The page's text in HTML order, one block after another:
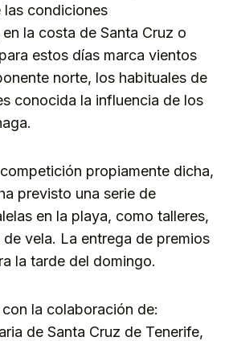
condiciones
la costa de Santa Cruz o
estos días marca vientos
norte, los habituales de
conocida la influencia de los
propiamente dicha,
previsto una serie de
en la playa, como talleres,
vela. La entrega de premios
la tarde del domingo.
la colaboración de:
de Santa Cruz de Tenerife,